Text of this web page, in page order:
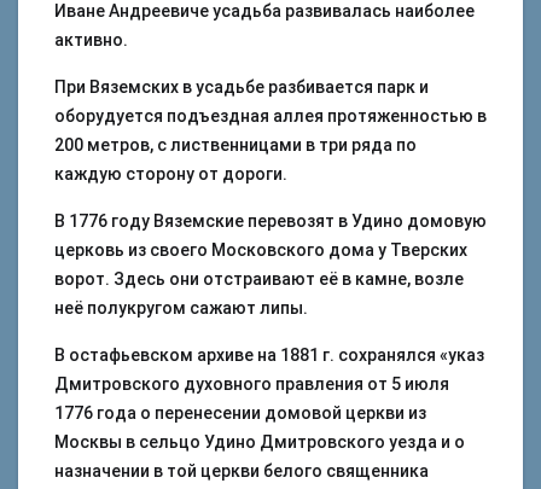
Иване Андреевиче усадьба развивалась наиболее
активно.
При Вяземских в усадьбе разбивается парк и
оборудуется подъездная аллея протяженностью в
200 метров, с лиственницами в три ряда по
каждую сторону от дороги.
В 1776 году Вяземские перевозят в Удино домовую
церковь из своего Московского дома у Тверских
ворот. Здесь они отстраивают её в камне, возле
неё полукругом сажают липы.
В остафьевском архиве на 1881 г. сохранялся «указ
Дмитровского духовного правления от 5 июля
1776 года о перенесении домовой церкви из
Москвы в сельцо Удино Дмитровского уезда и о
назначении в той церкви белого священника